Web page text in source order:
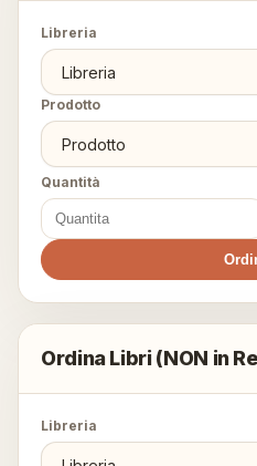
Libreria
Prodotto
Quantità
Ordina Libri (NON in
Libreria